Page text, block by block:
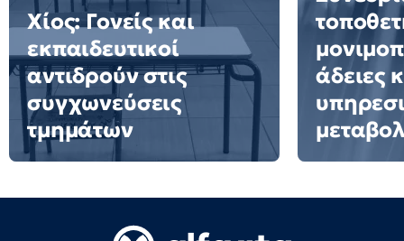
Χίος: Γονείς και
εκπαιδευτικοί
αντιδρούν στις
συγχωνεύσεις
τμημάτων
άδειες